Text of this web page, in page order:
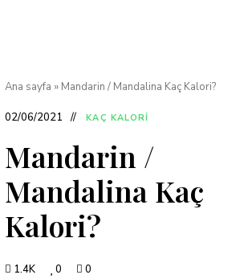
Yemek
Tarifleri
yemekleri
kurabiyeler
Ana sayfa » Mandarin / Mandalina Kaç Kalori?
02/06/2021 KAÇ KALORI
Mandarin /
Mandalina Kaç
Kalori?
1.4K 0 0